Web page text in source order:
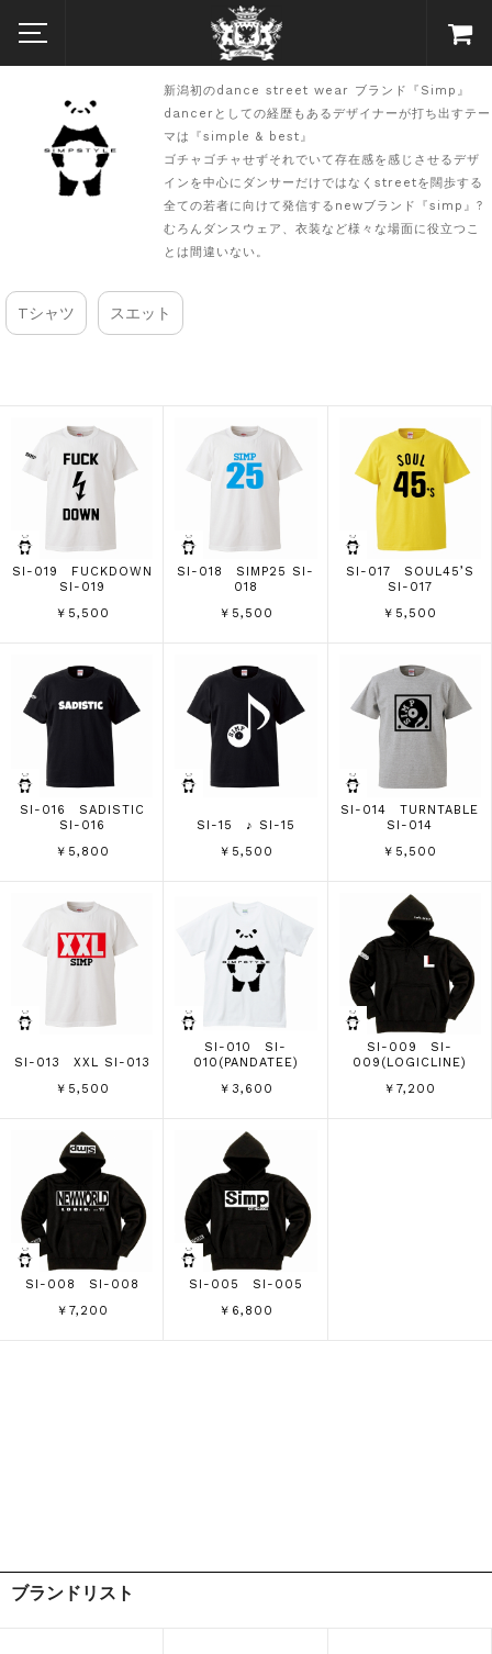
新潟初のdance street wear ブランド『Simp』
dancerとしての経歴もあるデザイナーが打ち出すテー
マは『simple & best』
ゴチャゴチャせずそれでいて存在感を感じさせるデザ
インを中心にダンサーだけではなくstreetを闊歩する
全ての若者に向けて発信するnewブランド『simp』?
むろんダンスウェア、衣装など様々な場面に役立つこ
とは間違いない。
Tシャツ スエット
SI-019 FUCKDOWN
SI-019
￥5,500
SI-018 SIMP25 SI-
018
￥5,500
SI-017 SOUL45’S
SI-017
￥5,500
SI-016 SADISTIC
SI-016
￥5,800
SI-15 ♪ SI-15
￥5,500
SI-014 TURNTABLE
SI-014
￥5,500
SI-013 XXL SI-013
￥5,500
SI-010 SI-
010(PANDATEE)
￥3,600
SI-009 SI-
009(LOGICLINE)
￥7,200
SI-008 SI-008
￥7,200
SI-005 SI-005
￥6,800
ブランドリスト